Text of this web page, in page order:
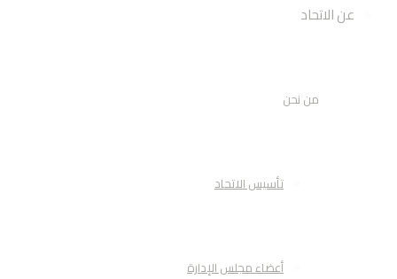
عن الاتحاد
من نحن
تأسيس الاتحاد
أعضاء مجلس الإدارة